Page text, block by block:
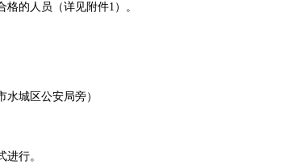
的人员（详见附件1）。
城区公安局旁）
进行。